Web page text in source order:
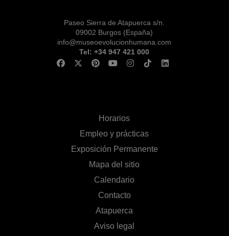
Paseo Sierra de Atapuerca s/n.
09002 Burgos (España)
info@museoevolucionhumana.com
Tel: +34 947 421 000
Horarios
Empleo y prácticas
Exposición Permanente
Mapa del sitio
Calendario
Contacto
Atapuerca
Aviso legal